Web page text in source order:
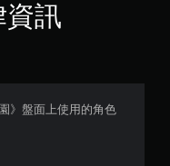
5
資訊
》盤面上使用的角色